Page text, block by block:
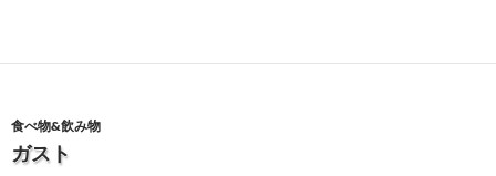
食べ物&飲み物
ガスト